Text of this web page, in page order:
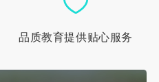
品质教育提供贴心服务